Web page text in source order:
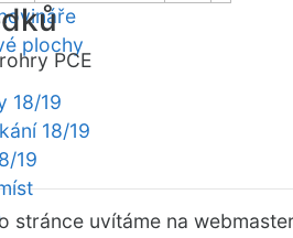
plochy
18/19
18/19
19
PCE
stránce uvítáme na webmaster